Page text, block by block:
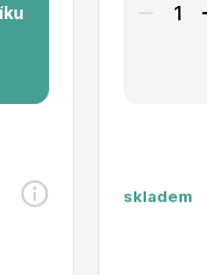
skladem